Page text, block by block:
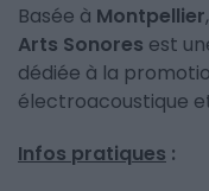
Basée à Montpellier
Arts Sonores est
dédiée à la
électroacoustique
Infos pratiques :